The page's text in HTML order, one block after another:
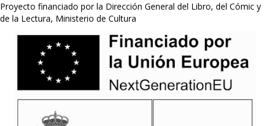
Proyecto financiado por la Dirección General del Libro, del Cómic y
de la Lectura, Ministerio de Cultura